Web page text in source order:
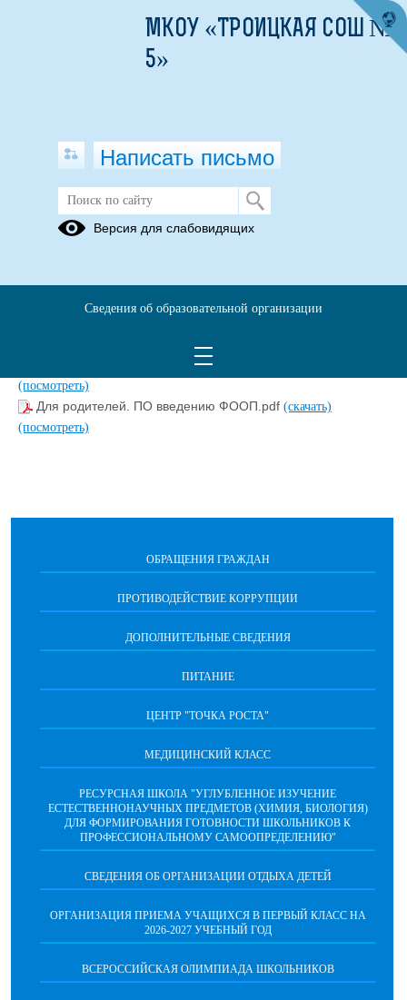
Информация для родителей
Pamyatka-roditelyam-FGOS-OOO.pdf
Для родителей. Об обновленных ФГОС СОО.pdf
(посмотреть)
Для родителей. ПО введению ФООП.pdf (скачать)
(посмотреть)
ОБРАЩЕНИЯ ГРАЖДАН
ПРОТИВОДЕЙСТВИЕ КОРРУПЦИИ
ДОПОЛНИТЕЛЬНЫЕ СВЕДЕНИЯ
ПИТАНИЕ
ЦЕНТР "ТОЧКА РОСТА"
МЕДИЦИНСКИЙ КЛАСС
РЕСУРСНАЯ ШКОЛА "УГЛУБЛЕННОЕ ИЗУЧЕНИЕ
ЕСТЕСТВЕННОНАУЧНЫХ ПРЕДМЕТОВ (ХИМИЯ, БИОЛОГИЯ)
ДЛЯ ФОРМИРОВАНИЯ ГОТОВНОСТИ ШКОЛЬНИКОВ К
ПРОФЕССИОНАЛЬНОМУ САМООПРЕДЕЛЕНИЮ"
СВЕДЕНИЯ ОБ ОРГАНИЗАЦИИ ОТДЫХА ДЕТЕЙ
ОРГАНИЗАЦИЯ ПРИЕМА УЧАЩИХСЯ В ПЕРВЫЙ КЛАСС НА
2026-2027 УЧЕБНЫЙ ГОД
ВСЕРОССИЙСКАЯ ОЛИМПИАДА ШКОЛЬНИКОВ
МКОУ «ТРОИЦКАЯ СОШ №
5»
Написать письмо
Версия для слабовидящих
Сведения об образовательной организации